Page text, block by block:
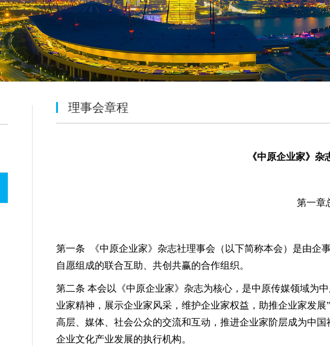
理事会章程
《中原企业家》
第一章
第一条 《中原企业家》杂志社理事会（以下简称本会）是由企
自愿组成的联合互助、共创共赢的合作组织。
第二条 本会以《中原企业家》杂志为核心，是中原传媒领域为
业家精神，展示企业家风采，维护企业家权益，助推企业家发
高层、媒体、社会公众的交流和互动，推进企业家阶层成为中
企业文化产业发展的执行机构。